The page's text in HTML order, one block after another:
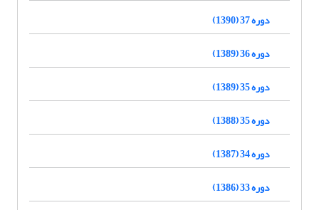
دوره 37 (1390)
دوره 36 (1389)
دوره 35 (1389)
دوره 35 (1388)
دوره 34 (1387)
دوره 33 (1386)